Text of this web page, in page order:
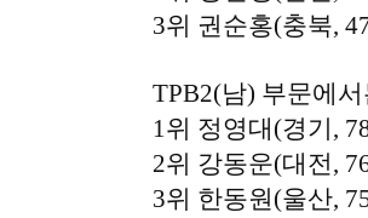
3위 권순홍(충북,
TPB2(남) 부문에
1위 정영대(경기,
2위 강동운(대전,
3위 한동원(울산,